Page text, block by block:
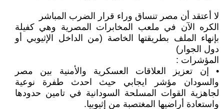
لا أعتقد أن مصر تنساق وراء قرار الضرب المباشر
الكره الآن في ملعب المخابرات المصرية وهي كفيلة
بإنهاء الملف بطريقتها الخاصة (من الداخل الإثيوبي أو
دول الجوار)
المؤشرات :
• إن تعزيز العلاقات العسكرية والأمنية بين مصر
والسودان مؤشر ايجابي حيث احدث طفرة نوعية
لجاهزية القوات المسلحة السودانية في تامين حدودها
واستعادة أراضيها المغتصبة من إثيوبيا.